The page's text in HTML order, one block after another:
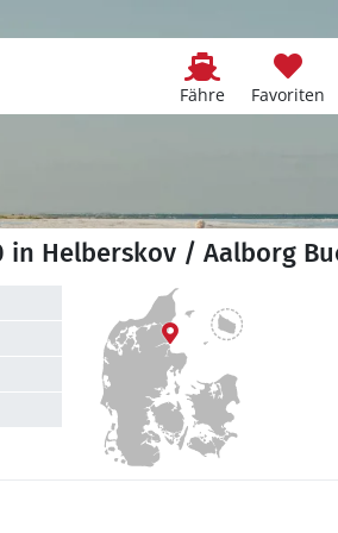
Fähre Favoriten
in Helberskov / Aalborg